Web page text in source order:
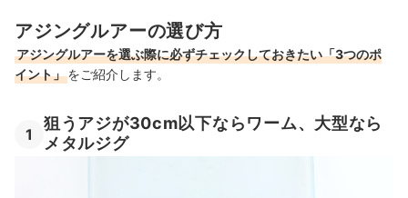
アジングルアーの選び方
アジングルアーを選ぶ際に必ずチェックしておきたい「3つのポ
イント」をご紹介します。
1
狙うアジが30cm以下ならワーム、大型なら
メタルジグ